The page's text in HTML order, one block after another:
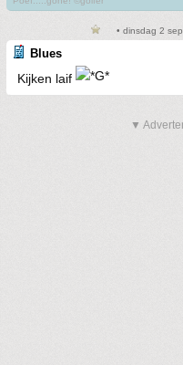
• dinsdag 2
Blues
Kijken laif
▼